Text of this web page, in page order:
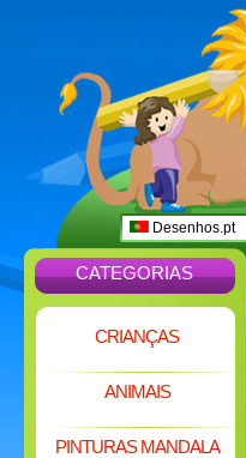
Desenhos.pt
CATEGORIAS
CRIANÇAS
ANIMAIS
PINTURAS MANDALA